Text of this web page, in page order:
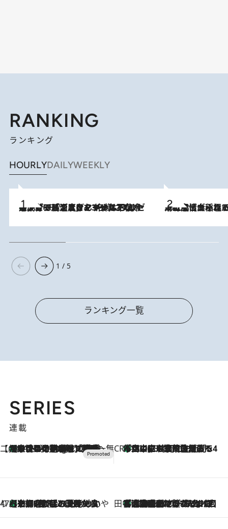
RANKING
ランキング
HOURLYDAILYWEEKLY
2026.8.7
メントールやエタノールは不使用。ピジョンより、マイルドな冷感成分で肌温度をマイナス3℃まで下げる「ごきげんクール ひんやりアクアミスト」を3名様にプレゼント 2026.8.5
下町風情あふれる台北屈指の人気エリア・大稲埕でセンスのいい台湾土産《ヴ
1 / 5
ランキング一覧
SERIES
連載
【CREA×星野リゾート】唯一無二。癒しと発見が待つ場所へ
11 Hours Ago
【トンボの足水浴】ヒノキの香りに包まれて涼感マックス！約13℃の湧水かけ流しを避暑地「星野温泉 トンボの湯」で体験 CREA'S CHOICE
2026.8.7
「立川にも歌舞伎があるんだよ」 片岡仁左衛門・市川中車ら豪華座組みで4年目の立川立飛歌舞伎へ
47都道府県の手みやげ ひんやりスイーツで夏を満喫
2026.8.7
【京都府】この夏絶対食べたい 冷やしておいしいおやつ3選 ひと口目から心を掴む新緑のテリーヌ 田中稲の勝手に再ブーム
2026.8.7
「湘南乃風に憧れて」観客大盛上がりの“タオル回し”に、ラッパー顔負けの高速歌唱まで…さだまさし（74）のアグレッシブすぎる現在地